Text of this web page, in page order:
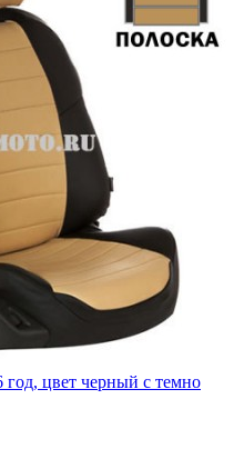
цвет черный с темно